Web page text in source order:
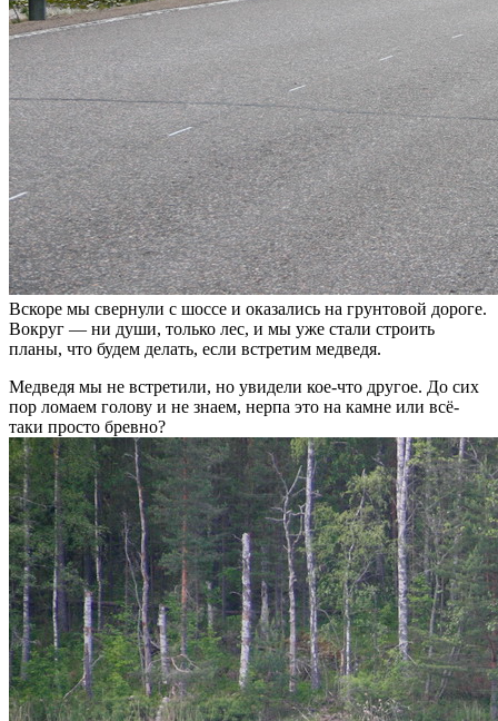
Вскоре мы свернули с шоссе и оказались на грунтовой дороге.
Вокруг — ни души, только лес, и мы уже стали строить
планы, что будем делать, если встретим медведя.
Медведя мы не встретили, но увидели кое-что другое. До сих
пор ломаем голову и не знаем, нерпа это на камне или всё-
таки просто бревно?